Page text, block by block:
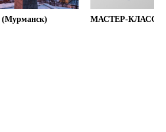
МАСТЕР-КЛАСС